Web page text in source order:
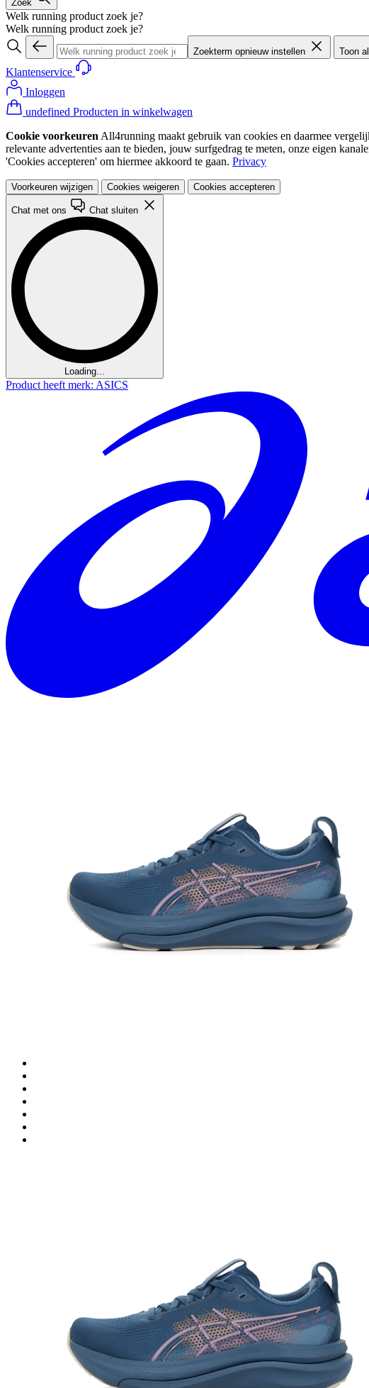
Zoek
Welk running product zoek je?
Welk running product zoek je?
Zoekterm opnieuw instellen Toon
Klantenservice
Inloggen
undefined Producten in winkelwagen
Cookie voorkeuren All4running maakt gebruik van cookies en daarmee
relevante advertenties aan te bieden, jouw surfgedrag te meten, onze eigen
'Cookies accepteren' om hiermee akkoord te gaan. Privacy
Voorkeuren wijzigen Cookies weigeren Cookies accepteren
Chat met ons Chat sluiten
Loading...
Product heeft merk: ASICS